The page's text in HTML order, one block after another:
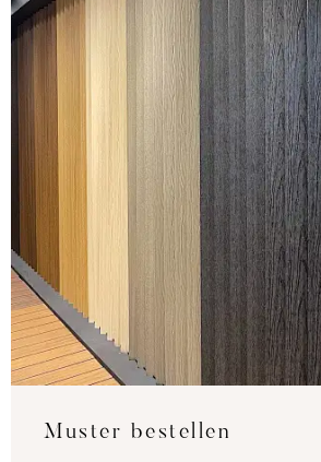
Muster bestellen